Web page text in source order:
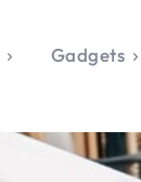
Food
Gadgets